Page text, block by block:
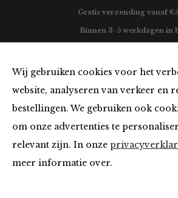
Wij gebruiken cookies voor het
website, analyseren van verkeer en
bestellingen. We gebruiken ook
om onze advertenties te
relevant zijn. In onze
meer informatie over.
Gratis verzending vanaf
Binnen 3-5 werkdagen in
Must Haves